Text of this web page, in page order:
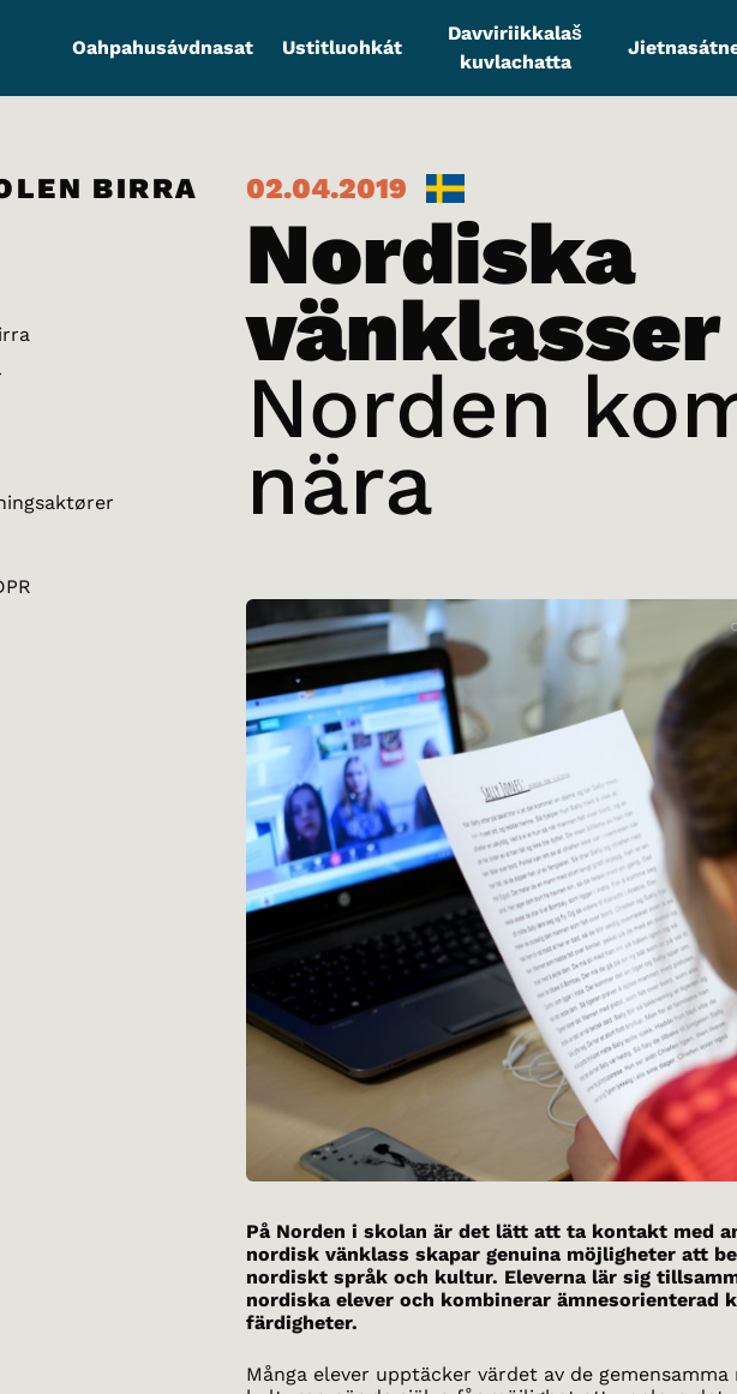
Oahpahusávdnasat Ustitluohkát
Davviriikkalaš
kuvlachatta
BIRRA 02.04.2019
Nordiska
vänklasser
Norden
nära
På Norden i skolan är det lätt att ta kontakt med
nordisk vänklass skapar genuina möjligheter att
nordiskt språk och kultur. Eleverna lär sig
nordiska elever och kombinerar ämnesorienterad
färdigheter.
Många elever upptäcker värdet av de